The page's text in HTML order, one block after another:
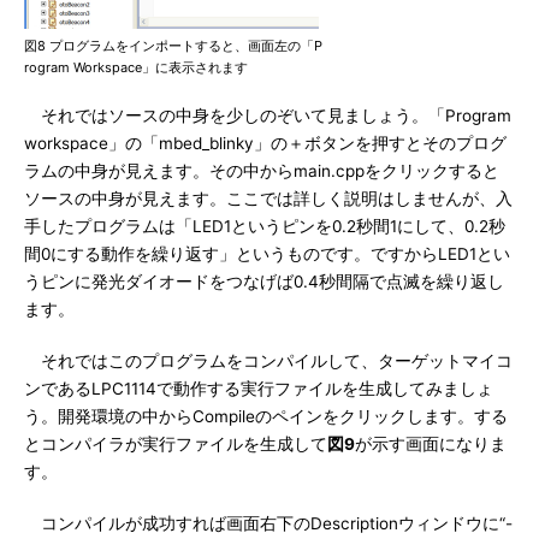
図8 プログラムをインポートすると、画面左の「P
rogram Workspace」に表示されます
それではソースの中身を少しのぞいて見ましょう。「Program
workspace」の「mbed_blinky」の＋ボタンを押すとそのプログ
ラムの中身が見えます。その中からmain.cppをクリックすると
ソースの中身が見えます。ここでは詳しく説明はしませんが、入
手したプログラムは「LED1というピンを0.2秒間1にして、0.2秒
間0にする動作を繰り返す」というものです。ですからLED1とい
うピンに発光ダイオードをつなげば0.4秒間隔で点滅を繰り返し
ます。
それではこのプログラムをコンパイルして、ターゲットマイコ
ンであるLPC1114で動作する実行ファイルを生成してみましょ
う。開発環境の中からCompileのペインをクリックします。する
とコンパイラが実行ファイルを生成して図9が示す画面になりま
す。
コンパイルが成功すれば画面右下のDescriptionウィンドウに“-